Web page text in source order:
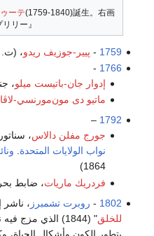
ーテ(1759-1840)誕生。右画
リー』
1759
- پيير-جوزيف ريدو، (ت.
1766
-
إدوار جان-باتيست ميلو،
ماتيو دى مون‌مورنسي-
1792
–
جورج مفلن دالاس، سناتور
نواب الولايات المتحدة.
1864)
فردريك ماريات، ضابط
1802
- روبرت تشمبرز ، ناشر
للخلق
" (1844) الذي مزج
بتطور الكون وأشكال الحياة،